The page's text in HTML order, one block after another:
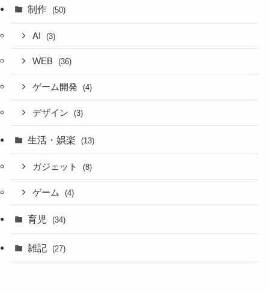
制作 (50)
AI (3)
WEB (36)
ゲーム開発 (4)
デザイン (3)
生活・娯楽 (13)
ガジェット (8)
ゲーム (4)
育児 (34)
雑記 (27)